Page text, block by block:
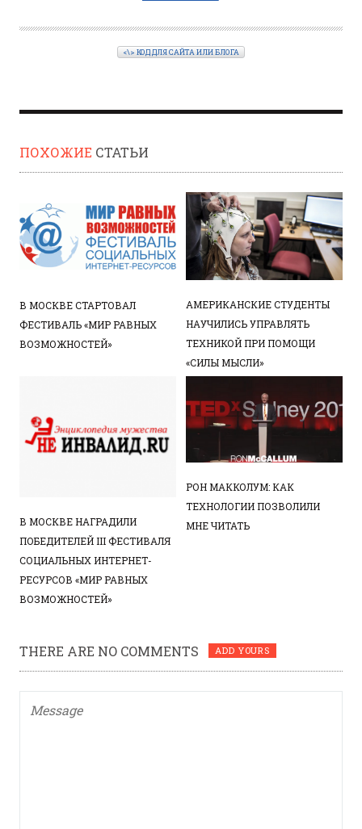
<\> КОД ДЛЯ САЙТА ИЛИ БЛОГА
ПОХОЖИЕ СТАТЬИ
В МОСКВЕ СТАРТОВАЛ
ФЕСТИВАЛЬ «МИР РАВНЫХ
ВОЗМОЖНОСТЕЙ»
АМЕРИКАНСКИЕ СТУДЕНТЫ
НАУЧИЛИСЬ УПРАВЛЯТЬ
ТЕХНИКОЙ ПРИ ПОМОЩИ
«СИЛЫ МЫСЛИ»
В МОСКВЕ НАГРАДИЛИ
ПОБЕДИТЕЛЕЙ III ФЕСТИВАЛЯ
СОЦИАЛЬНЫХ ИНТЕРНЕТ-
РЕСУРСОВ «МИР РАВНЫХ
ВОЗМОЖНОСТЕЙ»
РОН МАККОЛУМ: КАК
ТЕХНОЛОГИИ ПОЗВОЛИЛИ
МНЕ ЧИТАТЬ
THERE ARE NO COMMENTS ADD YOURS